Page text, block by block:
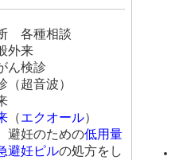
各種相談
外来
ん検診
（超音波）
（エクオール）
避妊のための低用量
避妊ピルの処方をし